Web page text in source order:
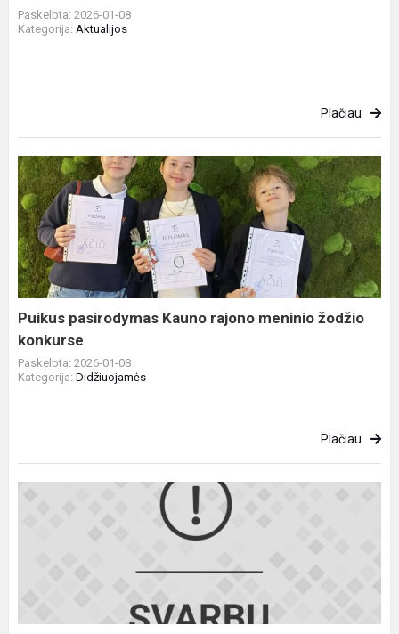
Paskelbta: 2026-01-08
Kategorija: Aktualijos
Plačiau
Puikus
pasirodymas
Kauno
rajono
meninio
žodžio
konkurse
Puikus pasirodymas Kauno rajono meninio žodžio
konkurse
Paskelbta: 2026-01-08
Kategorija: Didžiuojamės
Plačiau
Nuo
pradedamas